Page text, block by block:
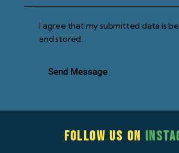
I agree that my submitted data is
and stored.
Send Message
Follow us on